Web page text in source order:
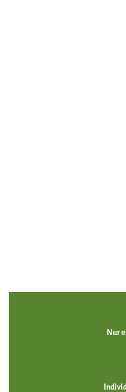
können Sie sich Ihren
Knoblauch anbraten, bis
Nur